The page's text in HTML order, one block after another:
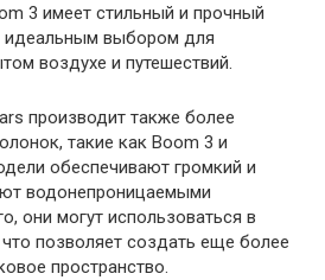
3 имеет стильный и прочный
идеальным выбором для
воздухе и путешествий.
производит также более
такие как Boom 3 и
обеспечивают громкий и
водонепроницаемыми
они могут использоваться в
позволяет создать еще более
пространство.